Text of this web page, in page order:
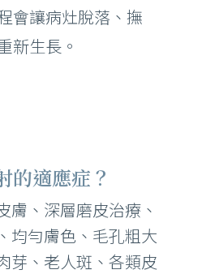
會讓病灶脫落、撫
新生長。
的適應症？
膚、深層磨皮治療、
均勻膚色、毛孔粗大
芽、老人斑、各類皮